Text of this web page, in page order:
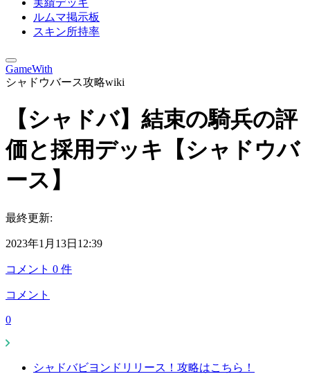
実績デッキ
ルムマ掲示板
スキン所持率
GameWith
シャドウバース攻略wiki
【シャドバ】結束の騎兵の評
価と採用デッキ【シャドウバ
ース】
最終更新:
2023年1月13日12:39
コメント 0 件
コメント
0
シャドバビヨンドリリース！攻略はこちら！